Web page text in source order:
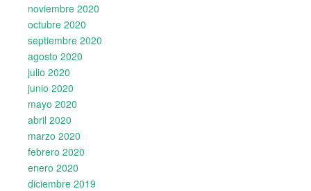
noviembre 2020
octubre 2020
septiembre 2020
agosto 2020
julio 2020
junio 2020
mayo 2020
abril 2020
marzo 2020
febrero 2020
enero 2020
diciembre 2019